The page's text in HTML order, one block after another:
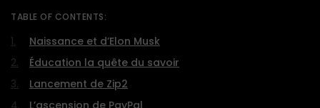
TABLE OF CONTENTS:
Naissance et d’Elon Musk
Éducation la quête du savoir
Lancement de Zip2